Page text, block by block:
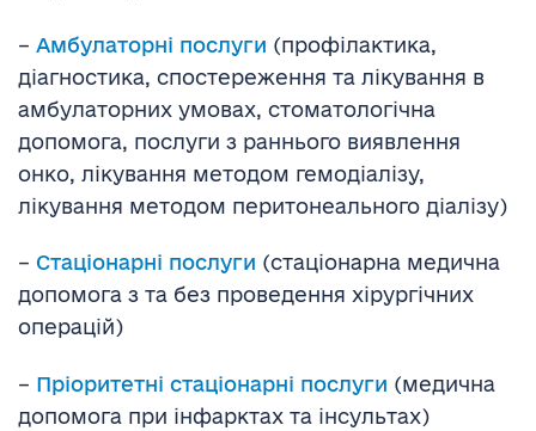
– Амбулаторні послуги (профілактика,
діагностика, спостереження та лікування в
амбулаторних умовах, стоматологічна
допомога, послуги з раннього виявлення
онко, лікування методом гемодіалізу,
лікування методом перитонеального діалізу)
– Стаціонарні послуги (стаціонарна медична
допомога з та без проведення хірургічних
операцій)
– Пріоритетні стаціонарні послуги (медична
допомога при інфарктах та інсультах)